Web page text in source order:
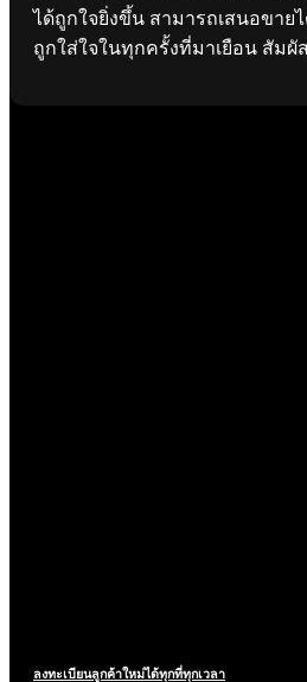
ได้ถูกใจยิ่งขึ้น สามารถเสนอขาย
ถูกใส่ใจในทุกครั้งที่มาเยือน สัม
ลงทะเบียนลูกค้าใหม่ได้ทุกที่ทุกเวลา